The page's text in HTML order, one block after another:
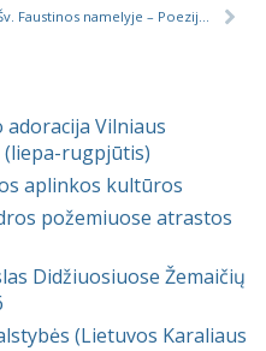
Šv. Faustinos namelyje – Poezijos pavasario renginys
Vilniaus
rugpjūtis)
aplinkos kultūros
požemiuose atrastos
Didžiuosiuose Žemaičių
(Lietuvos Karaliaus